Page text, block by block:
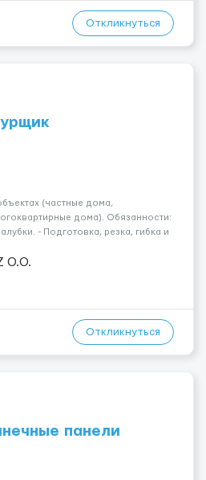
Откликнуться
(частные дома,
дома). Обязанности:
- Подготовка, резка, гибка и
- Заливка бетона. - Демонтаж
O.O.
Откликнуться
панели